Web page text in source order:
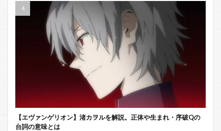
【エヴァンゲリオン】渚カヲルを解説。正体や生まれ・序破Qの
台詞の意味とは